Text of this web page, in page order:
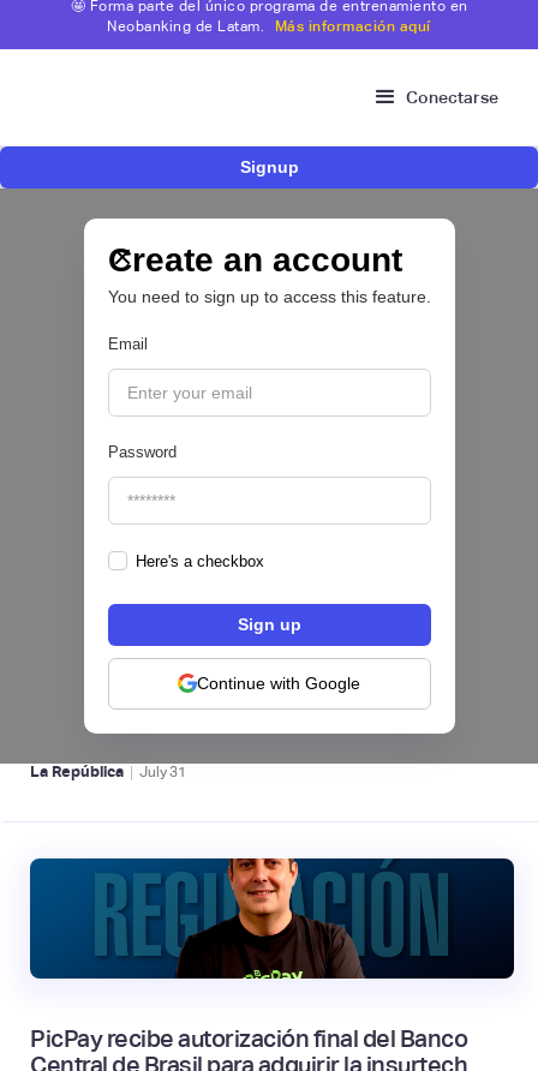
🤩 Forma parte del único programa de entrenamiento en
Neobanking de Latam.
Más información aquí
Conectarse
Signup
Create an account
You need to sign up to access this feature.
Email
Password
Here's a checkbox
Continue with Google
operar como compañía de financiamiento en
Colombia y ampliar su oferta para pymes
CRÉDITO DIGITAL 💰
Valora Analitik |
Nequi iniciará operaciones como compañía
de financiamiento en Colombia desde el 1 de
NEOBANCOS 📲
La República | July31
PicPay recibe autorización final del Banco
Central de Brasil para adquirir la insurtech